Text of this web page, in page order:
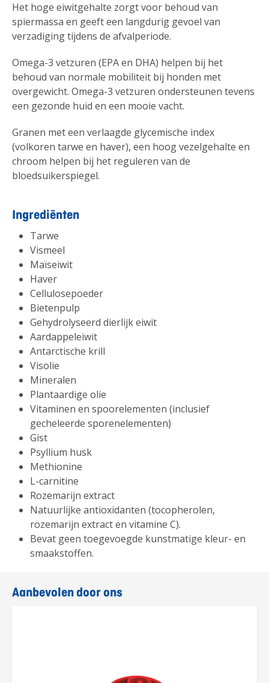
Het hoge eiwitgehalte zorgt voor behoud van
spiermassa en geeft een langdurig gevoel van
verzadiging tijdens de afvalperiode.
Omega-3 vetzuren (EPA en DHA) helpen bij het
behoud van normale mobiliteit bij honden met
overgewicht. Omega-3 vetzuren ondersteunen tevens
een gezonde huid en een mooie vacht.
Granen met een verlaagde glycemische index
(volkoren tarwe en haver), een hoog vezelgehalte en
chroom helpen bij het reguleren van de
bloedsuikerspiegel.
Ingrediënten
Tarwe
Vismeel
Maïseiwit
Haver
Cellulosepoeder
Bietenpulp
Gehydrolyseerd dierlijk eiwit
Aardappeleiwit
Antarctische krill
Visolie
Mineralen
Plantaardige olie
Vitaminen en spoorelementen (inclusief
gecheleerde sporenelementen)
Gist
Psyllium husk
Methionine
L-carnitine
Rozemarijn extract
Natuurlijke antioxidanten (tocopherolen,
rozemarijn extract en vitamine C).
Bevat geen toegevoegde kunstmatige kleur- en
smaakstoffen.
Aanbevolen door ons